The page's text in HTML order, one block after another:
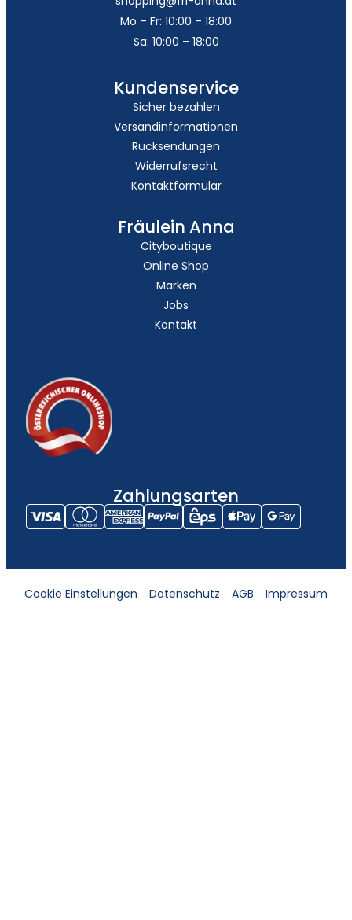
Mo – Fr: 10:00 – 18:00
Sa: 10:00 – 18:00
Kundenservice
Sicher bezahlen
Versandinformationen
Rücksendungen
Widerrufsrecht
Kontaktformular
Fräulein Anna
Cityboutique
Online Shop
Marken
Jobs
Kontakt
Zahlungsarten
Cookie Einstellungen Datenschutz AGB Impressum